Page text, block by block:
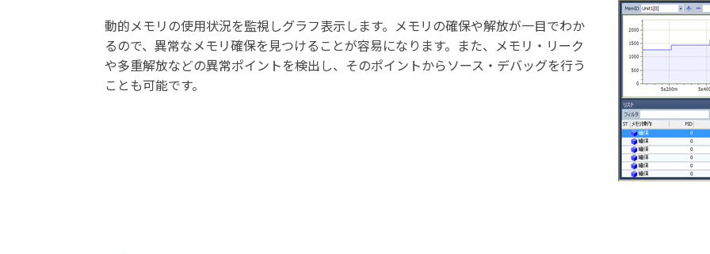
動的メモリの使用状況を監視しグラフ表示します。メモリの確保や解放が一目でわか
るので、異常なメモリ確保を見つけることが容易になります。また、メモリ・リーク
や多重解放などの異常ポイントを検出し、そのポイントからソース・デバッグを行う
ことも可能です。